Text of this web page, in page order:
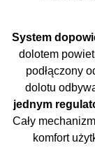
System
dolotem
podłączony
dolotu
jednym
Cały
komfort